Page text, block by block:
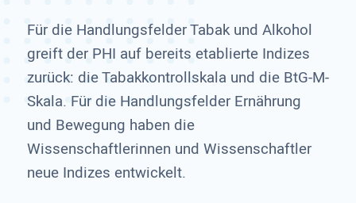
Für die Handlungsfelder Tabak und Alkohol
greift der PHI auf bereits etablierte Indizes
zurück: die Tabakkontrollskala und die BtG-M-
Skala. Für die Handlungsfelder Ernährung
und Bewegung haben die
Wissenschaftlerinnen und Wissenschaftler
neue Indizes entwickelt.